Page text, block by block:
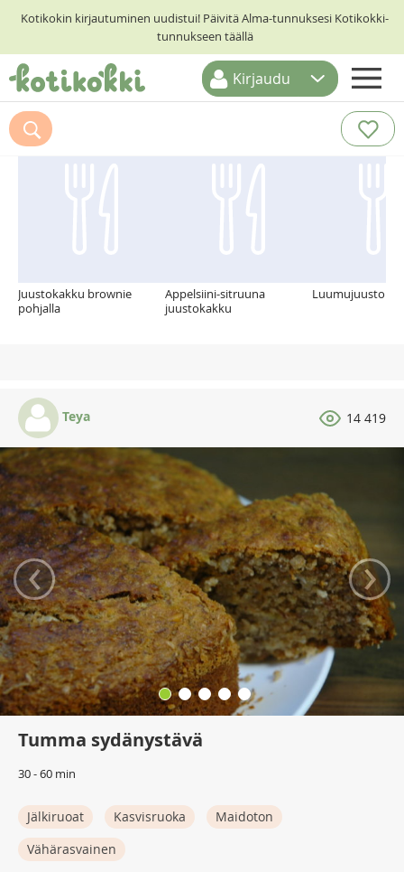
Kotikokin kirjautuminen uudistui! Päivitä Alma-tunnuksesi Kotikokki-
tunnukseen täällä
ETUSIVU
RESEPTIHAKU
Kirjaudu
Suosittelemme myös
Juustokakku brownie
pohjalla
Appelsiini-sitruuna
juustokakku
Teya 14 419
‹ ›
Tumma sydänystävä
30 - 60 min
Jälkiruoat Kasvisruoka
Maidoton
Vähärasvainen